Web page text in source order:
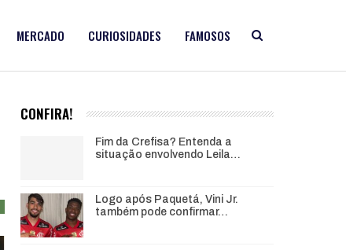
MERCADO CURIOSIDADES FAMOSOS
CONFIRA!
Fim da Crefisa? Entenda a
situação envolvendo Leila…
Logo após Paquetá, Vini Jr.
também pode confirmar…